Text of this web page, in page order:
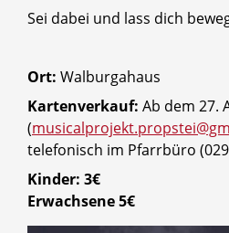
Sei dabei und lass dich
Ort: Walburgahaus
Kartenverkauf: Ab dem 27.
(
telefonisch im Pfarrbüro
Kinder: 3€
Erwachsene 5€